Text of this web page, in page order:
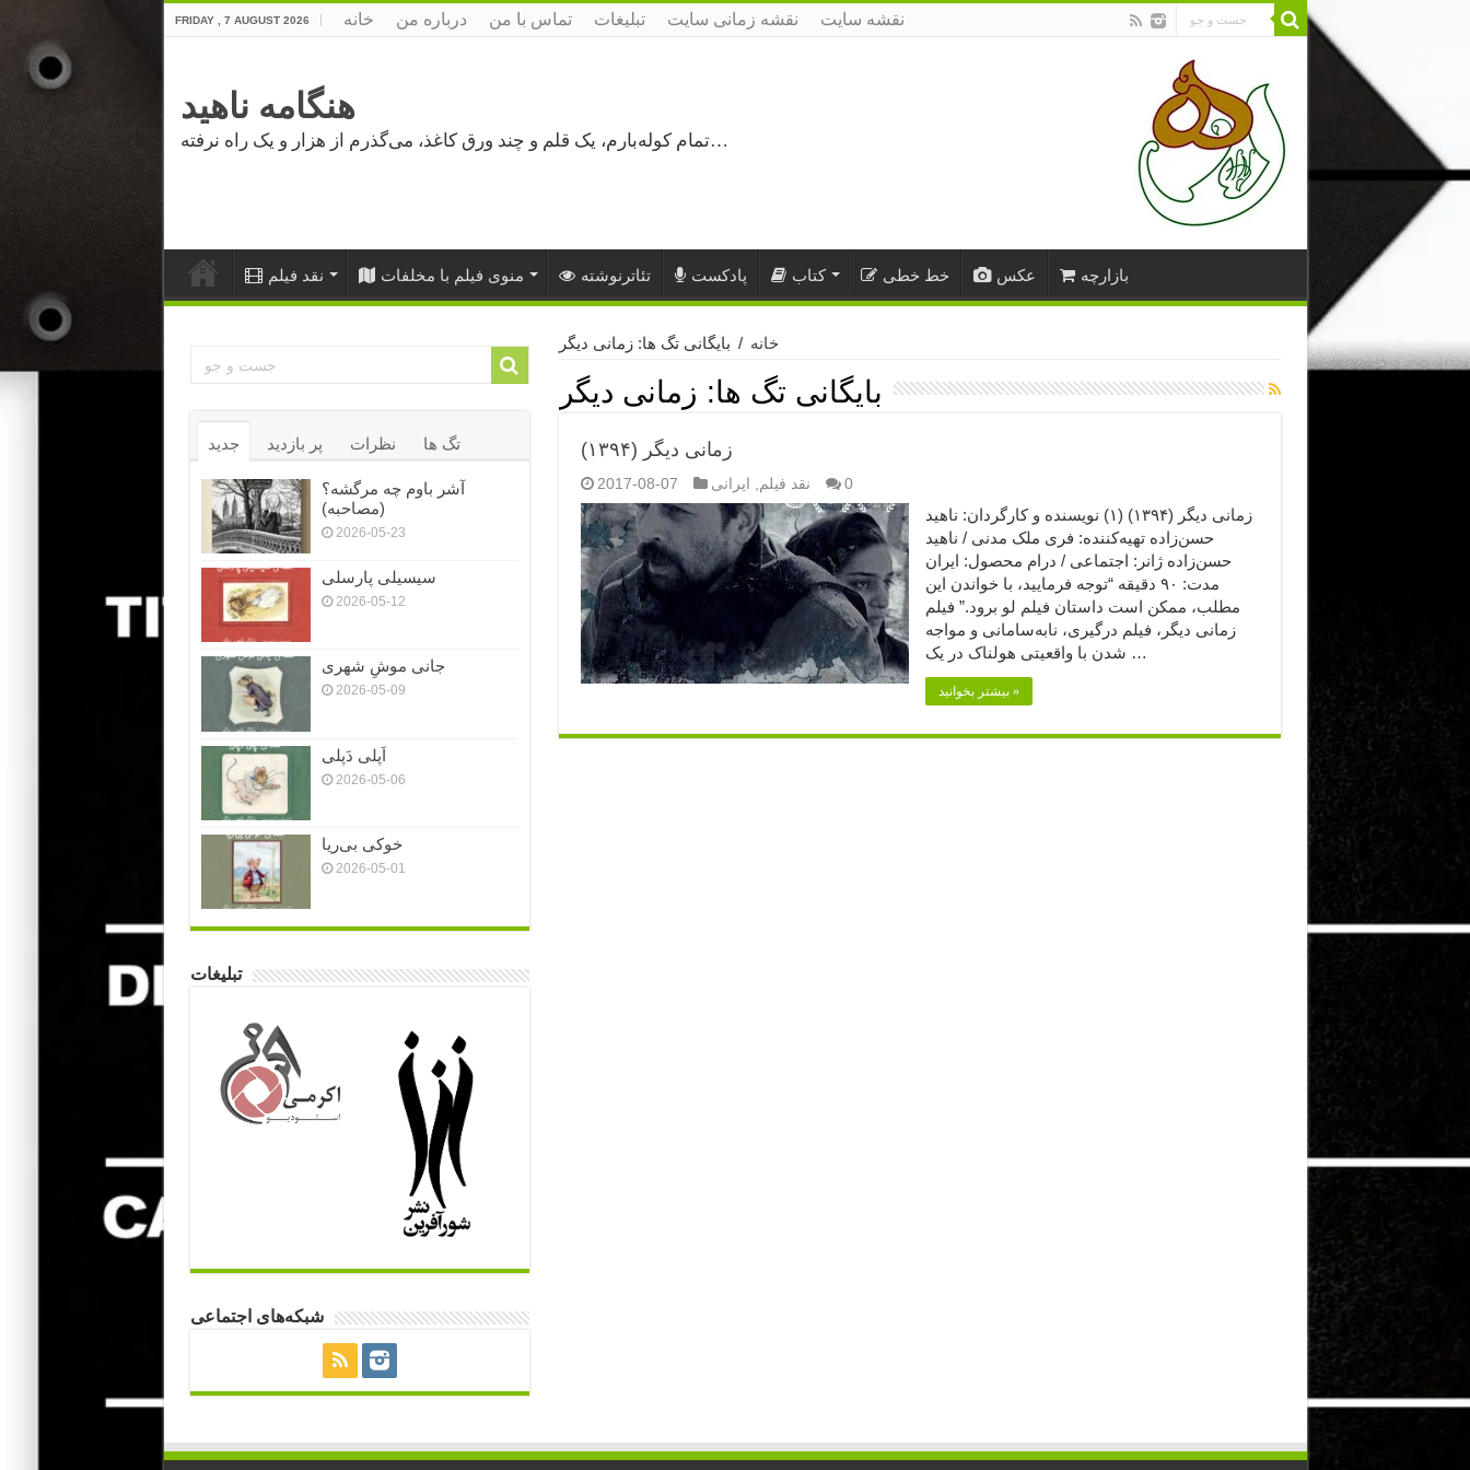
FRIDAY , 7 AUGUST 2026 خانه درباره من تماس با من تبلیغات نقشه زمانی سایت نقشه سایت
هنگامه ناهید
تمام کوله‌بارم، یک قلم و چند ورق کاغذ، می‌گذرم از هزار و یک راه نرفته…
نقد فیلم منوی فیلم با مخلفات تئاترنوشته پادکست کتاب خط خطی عکس بازارچه
خانه / بایگانی تگ ها: زمانی دیگر
بایگانی تگ ها: زمانی دیگر
زمانی دیگر (۱۳۹۴)
2017-08-07 نقد فیلم ایرانی 0
زمانی دیگر (۱۳۹۴) (۱) نویسنده و کارگردان: ناهید
حسن‌زاده تهیه‌کننده: فری ملک مدنی / ناهید
حسن‌زاده ژانر: اجتماعی / درام محصول: ایران
مدت: ۹۰ دقیقه “توجه فرمایید،‌ با خواندن این
مطلب، ممکن است داستان فیلم لو برود.” فیلم
زمانی دیگر، فیلم درگیری، نابه‌سامانی و مواجه
شدن با واقعیتی هولناک در یک …
بیشتر بخوانید »
جدید پر بازدید نظرات تگ ها
آشر باوم چه مرگشه؟
(مصاحبه)
2026-05-23
سیسیلی پارسلی
2026-05-12
جانی موشِ شهری
2026-05-09
اَپلی دَپلی
2026-05-06
خوکی بی‌ریا
2026-05-01
تبلیغات
شبکه‌های اجتماعی